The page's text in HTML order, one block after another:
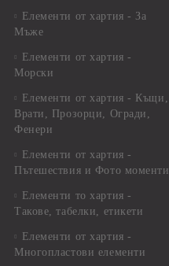
Елементи от хартия - За
Мъже
Елементи от хартия -
Морски
Елементи от хартия - Къщи,
Врати, Прозорци, Огради,
Фенери
Елементи от хартия -
Пътешествия и Фото моменти
Елементи то хартия -
Такове, табелки, етикети
Елементи от хартия -
Многопластови елементи